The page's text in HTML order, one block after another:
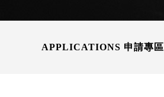
APPLICATIONS 申請專區